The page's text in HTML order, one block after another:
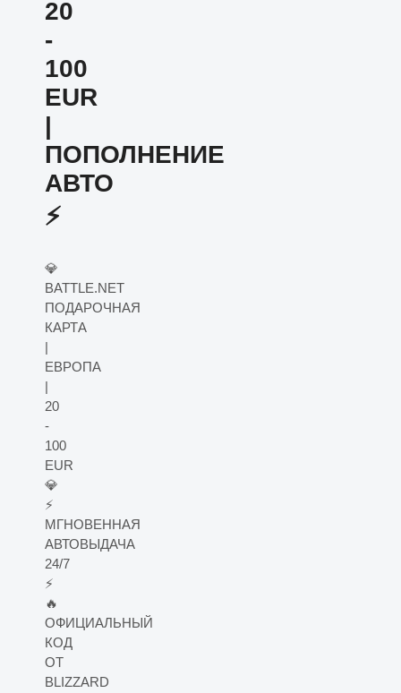
20
-
100
EUR
|
ПОПОЛНЕНИЕ
АВТО
⚡
💎
BATTLE.NET
ПОДАРОЧНАЯ
КАРТА
|
ЕВРОПА
|
20
-
100
EUR
💎
⚡️
МГНОВЕННАЯ
АВТОВЫДАЧА
24/7
⚡️
🔥
ОФИЦИАЛЬНЫЙ
КОД
ОТ
BLIZZARD